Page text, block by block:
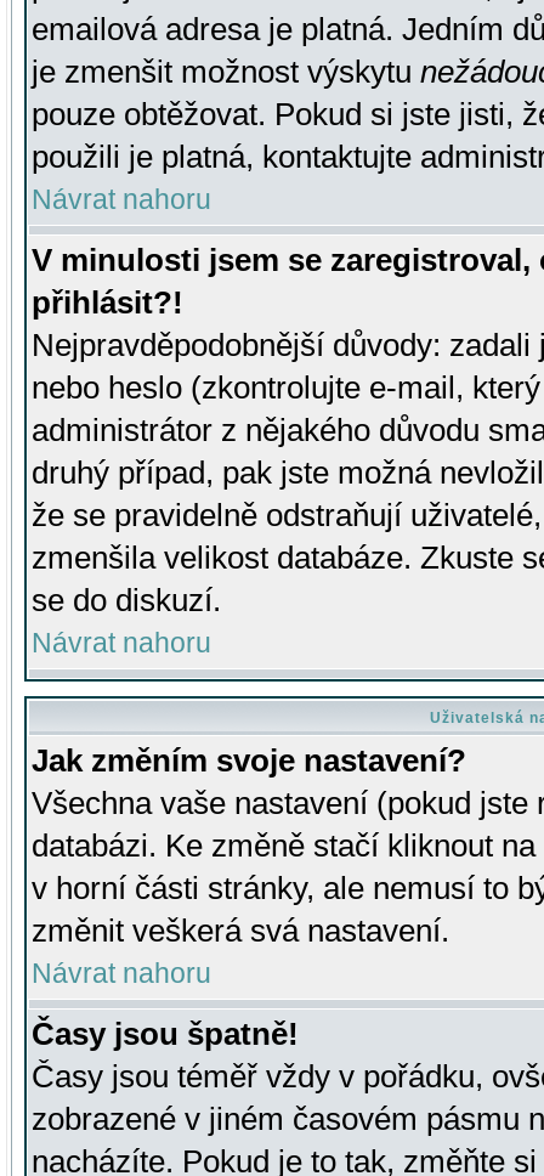
emailová adresa je platná. Jedním
je zmenšit možnost výskytu
pouze obtěžovat. Pokud si jste jisti,
použili je platná, kontaktujte
Návrat nahoru
V minulosti jsem se
přihlásit?!
Nejpravděpodobnější důvody:
nebo heslo (zkontrolujte e-mail,
administrátor z nějakého důvodu
druhý případ, pak jste možná
že se pravidelně odstraňují
zmenšila velikost databáze. Zkuste
se do diskuzí.
Návrat nahoru
Uživatelská
Jak změním svoje nastavení?
Všechna vaše nastavení (pokud
databázi. Ke změně stačí kliknout
v horní části stránky, ale nemusí to
změnit veškerá svá nastavení.
Návrat nahoru
Časy jsou špatně!
Časy jsou téměř vždy v pořádku,
zobrazené v jiném časovém pásmu
nacházíte. Pokud je to tak, změňte